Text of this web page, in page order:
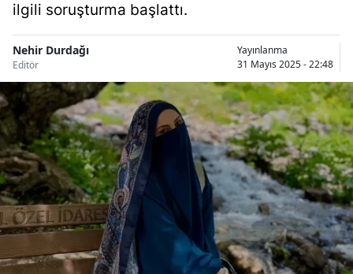
Bingöl
Bitlis
Burdur
Bursa
Çanakkale
ilgili soruşturma başlattı.
Nehir Durdağı
Editör
Yayınlanma
31 Mayıs 2025 - 22:48